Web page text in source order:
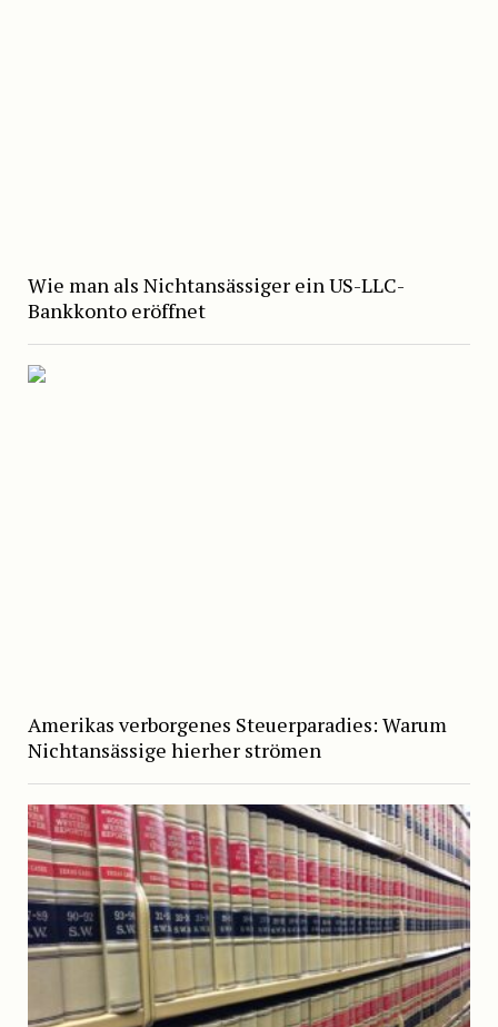
Wie man als Nichtansässiger ein US-LLC-
Bankkonto eröffnet
Amerikas verborgenes Steuerparadies: Warum
Nichtansässige hierher strömen